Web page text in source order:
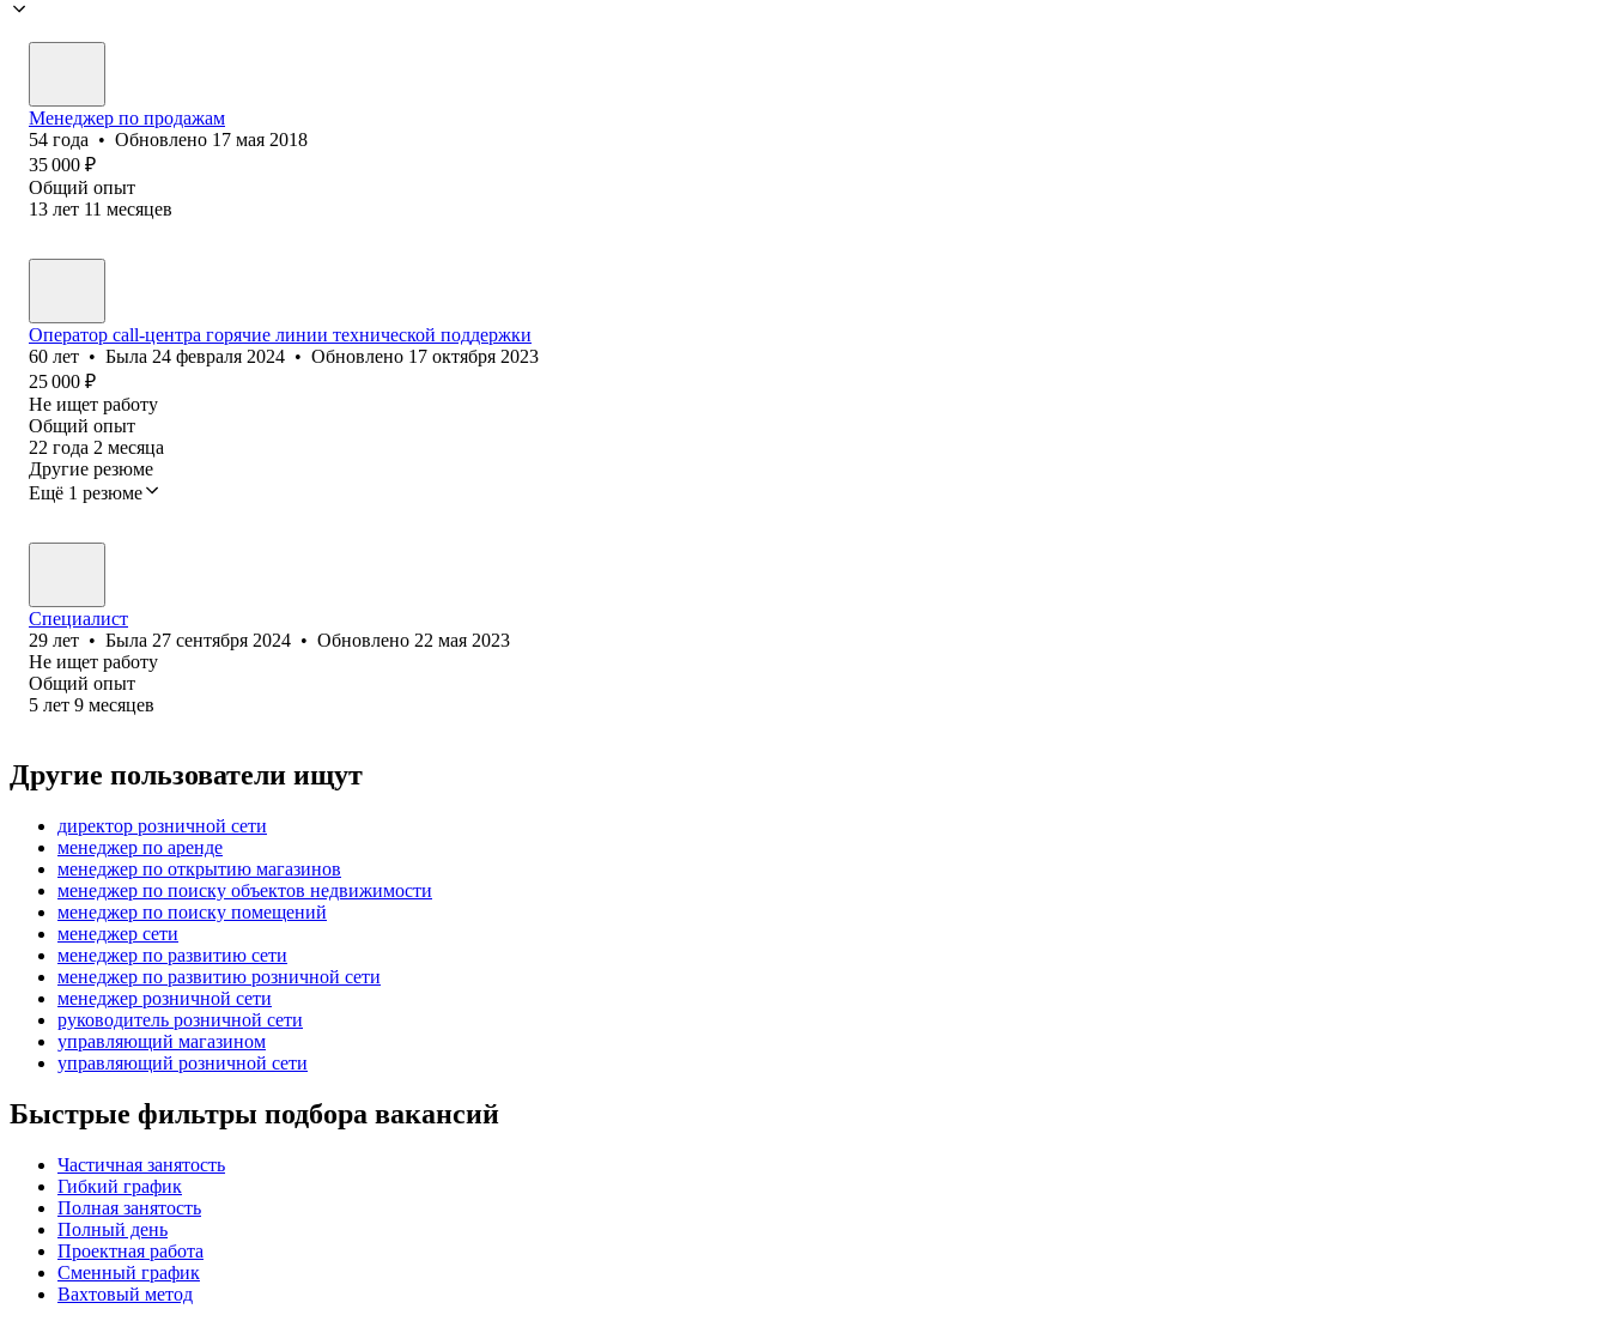
Менеджер по продажам
54 года • Обновлено 17 мая 2018
35 000 ₽
Общий опыт
13 лет 11 месяцев
Оператор call-центра горячие линии технической поддержки
60 лет • Была 24 февраля 2024 • Обновлено 17 октября 2023
25 000 ₽
Не ищет работу
Общий опыт
22 года 2 месяца
Другие резюме
Ещё 1 резюме
Специалист
29 лет • Была 27 сентября 2024 • Обновлено 22 мая 2023
Не ищет работу
Общий опыт
5 лет 9 месяцев
Другие пользователи ищут
директор розничной сети
менеджер по аренде
менеджер по открытию магазинов
менеджер по поиску объектов недвижимости
менеджер по поиску помещений
менеджер сети
менеджер по развитию сети
менеджер по развитию розничной сети
менеджер розничной сети
руководитель розничной сети
управляющий магазином
управляющий розничной сети
Быстрые фильтры подбора вакансий
Частичная занятость
Гибкий график
Полная занятость
Полный день
Проектная работа
Сменный график
Вахтовый метод